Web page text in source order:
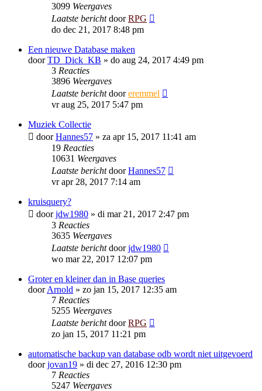
3099 Weergaves
Laatste berichtdoorRPG
do dec 21, 2017 8:48 pm
Een nieuwe Database maken
doorTD_Dick_KB » do aug 24, 2017 4:49 pm
3 Reacties
3896 Weergaves
Laatste berichtdooreremmel
vr aug 25, 2017 5:47 pm
Muziek Collectie
doorHannes57 » za apr 15, 2017 11:41 am
19 Reacties
10631 Weergaves
Laatste berichtdoorHannes57
vr apr 28, 2017 7:14 am
kruisquery?
doorjdw1980 » di mar 21, 2017 2:47 pm
3 Reacties
3635 Weergaves
Laatste berichtdoorjdw1980
wo mar 22, 2017 12:07 pm
Groter en kleiner dan in Base queries
doorArnold » zo jan 15, 2017 12:35 am
7 Reacties
5255 Weergaves
Laatste berichtdoorRPG
zo jan 15, 2017 11:21 pm
automatische backup van database odb wordt niet uitgevoerd
doorjovan19 » di dec 27, 2016 12:30 pm
7 Reacties
5247 Weergaves